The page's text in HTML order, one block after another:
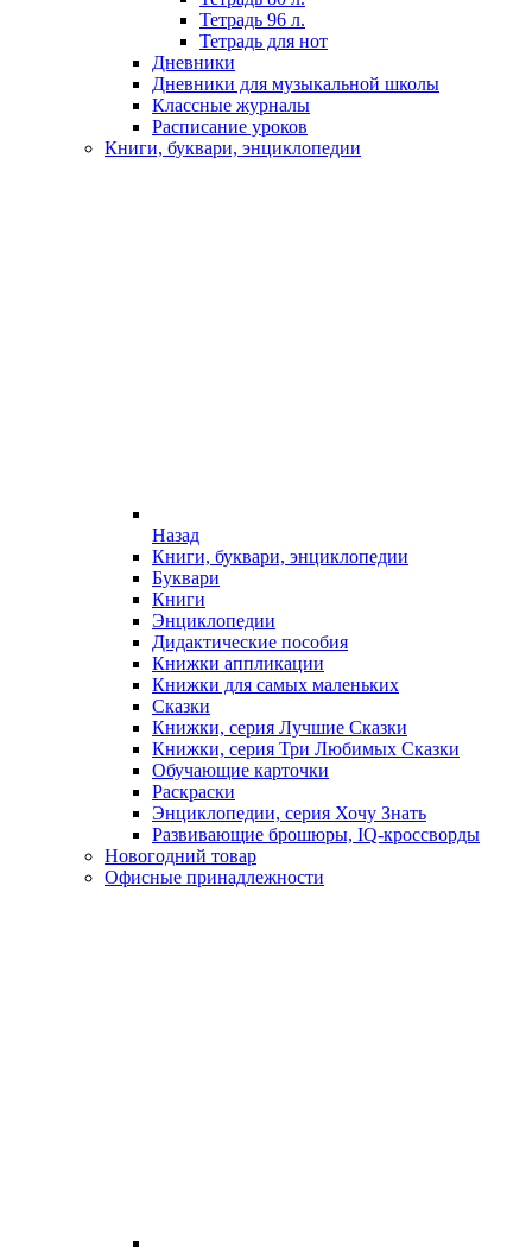
Тетрадь 96 л.
Тетрадь для нот
Дневники
Дневники для музыкальной школы
Классные журналы
Расписание уроков
Книги, буквари, энциклопедии
Назад
Книги, буквари, энциклопедии
Буквари
Книги
Энциклопедии
Дидактические пособия
Книжки аппликации
Книжки для самых маленьких
Сказки
Книжки, серия Лучшие Сказки
Книжки, серия Три Любимых Сказки
Обучающие карточки
Раскраски
Энциклопедии, серия Хочу Знать
Развивающие брошюры, IQ-кроссворды
Новогодний товар
Офисные принадлежности